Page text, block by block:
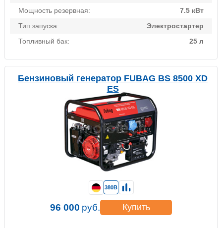
Мощность резервная:
7.5 кВт
Тип запуска:
Электростартер
Топливный бак:
25 л
Бензиновый генератор FUBAG BS 8500 XD
ES
380В
96 000 руб. Купить